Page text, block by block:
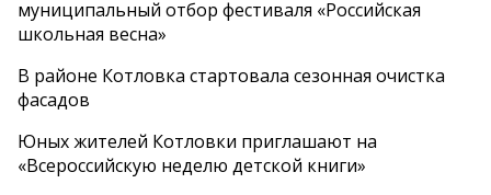
муниципальный отбор фестиваля «Российская
школьная весна»
В районе Котловка стартовала сезонная очистка
фасадов
Юных жителей Котловки приглашают на
«Всероссийскую неделю детской книги»